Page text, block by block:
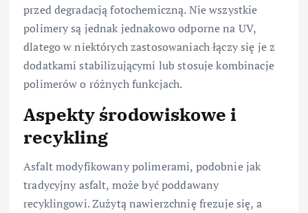
przed degradacją fotochemiczną. Nie wszystkie
polimery są jednak jednakowo odporne na UV,
dlatego w niektórych zastosowaniach łączy się je z
dodatkami stabilizującymi lub stosuje kombinacje
polimerów o różnych funkcjach.
Aspekty środowiskowe i
recykling
Asfalt modyfikowany polimerami, podobnie jak
tradycyjny asfalt, może być poddawany
recyklingowi. Zużytą nawierzchnię frezuje się, a